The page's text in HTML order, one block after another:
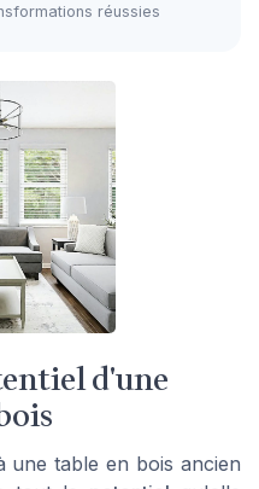
réussies
d'une
une table en bois ancien